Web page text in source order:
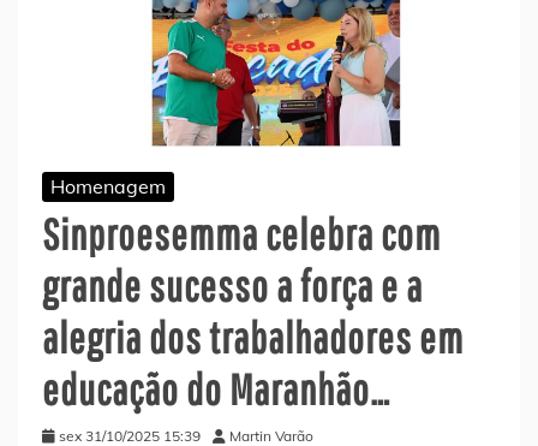
Homenagem
Sinproesemma celebra com
grande sucesso a força e a
alegria dos trabalhadores em
educação do Maranhão…
sex 31/10/2025 15:39 Martin Varão